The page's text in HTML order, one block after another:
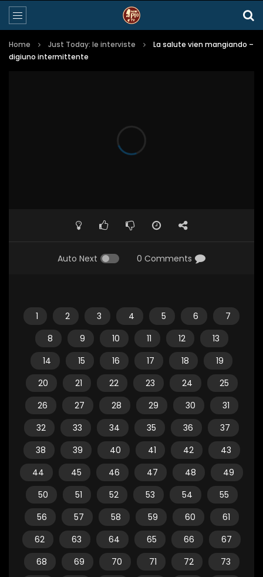
Home Just Today: le interviste
La salute vien mangiando –
digiuno intermittente
Auto Next 0 Comments
1 2 3 4 5 6
7
8
9 10 11 12
13
14
15 16 17 18
19
20
21 22 23 24
25
26
27 28 29 30
31
32
33 34 35 36
37
38
39 40 41 42
43
44
45 46 47 48
49
50
51 52 53 54
55
56
57 58 59 60
61
62
63 64 65 66
67
68
69 70 71 72
73